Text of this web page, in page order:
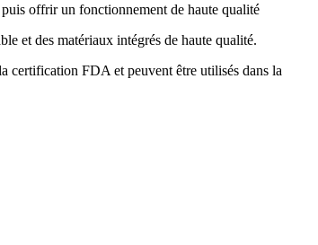
offrir un fonctionnement de haute qualité
et des matériaux intégrés de haute qualité.
certification FDA et peuvent être utilisés dans la